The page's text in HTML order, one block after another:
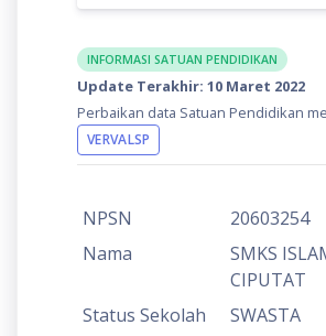
INFORMASI SATUAN PENDIDIKAN
Update Terakhir: 10 Maret 2022
Perbaikan data Satuan Pendidikan
VERVALSP
NPSN
20603254
Nama
SMKS
CIPUTAT
Status Sekolah
SWASTA